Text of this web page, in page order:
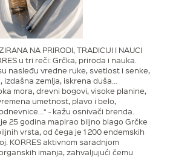
NA PRIRODI, TRADICIJI I NAUCI
u tri reči: Grčka, priroda i nauka.
nasleđu vredne ruke, svetlost i senke,
zemlja, iskrena duša...
mora, drevni bogovi, visoke planine,
umetnost, plavo i belo,
- kažu osnivači brenda.
je 25 godina mapirao biljno blago Grčke
vrsta, od čega je 1 200 endemskih
KORRES aktivnom saradnjom
imanja, zahvaljujući čemu